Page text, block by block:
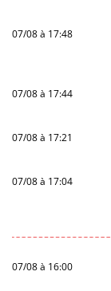
07/08 à 17:48
07/08 à 17:44
07/08 à 17:21
07/08 à 17:04
07/08 à 16:00